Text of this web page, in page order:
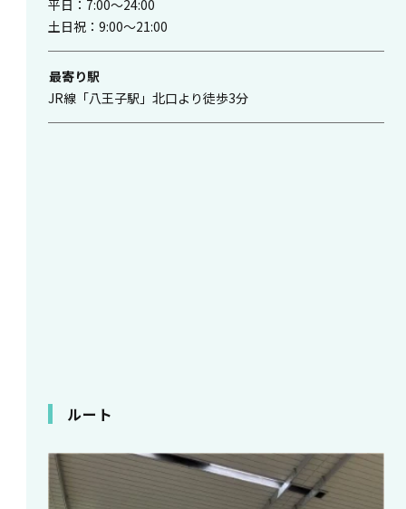
平日：7:00〜24:00
土日祝：9:00〜21:00
最寄り駅
JR線「八王子駅」北口より徒歩3分
ルート